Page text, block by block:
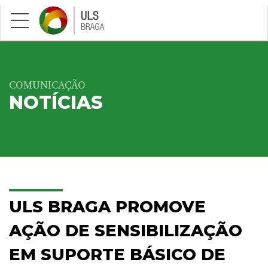
Saltar para conteúdo principal
COMUNICAÇÃO
NOTÍCIAS
ULS BRAGA PROMOVE
AÇÃO DE SENSIBILIZAÇÃO
EM SUPORTE BÁSICO DE